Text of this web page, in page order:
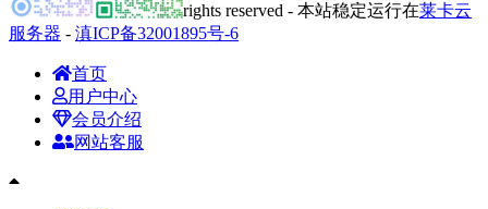
rights reserved - 本站稳定运行在莱卡云
服务器 - 滇ICP备32001895号-6
首页
用户中心
会员介绍
网站客服